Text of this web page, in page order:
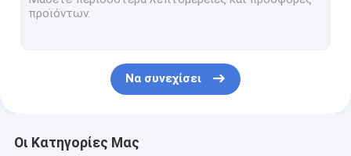
Να συνεχίσει
Οι Κατηγορίες Μας